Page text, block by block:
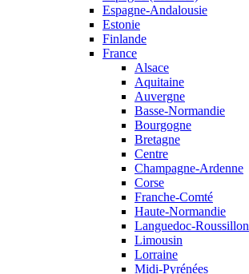
Espagne-Andalousie
Estonie
Finlande
France
Alsace
Aquitaine
Auvergne
Basse-Normandie
Bourgogne
Bretagne
Centre
Champagne-Ardenne
Corse
Franche-Comté
Haute-Normandie
Languedoc-Roussillon
Limousin
Lorraine
Midi-Pyrénées